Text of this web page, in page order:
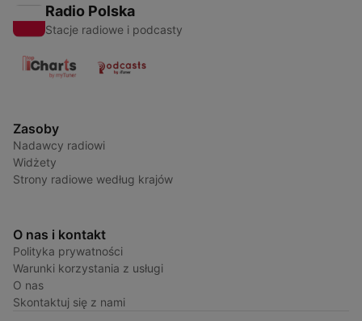
Radio Polska
Stacje radiowe i podcasty
Zasoby
Nadawcy radiowi
Widżety
Strony radiowe według krajów
O nas i kontakt
Polityka prywatności
Warunki korzystania z usługi
O nas
Skontaktuj się z nami